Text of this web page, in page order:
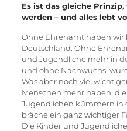
Es ist das gleiche
werden – und alles lebt
Ohne Ehrenamt haben wir
Deutschland. Ohne
und Jugendliche mehr in
und ohne Nachwuchs.
Was aber noch viel
Menschen mehr haben,
Jugendlichen kümmern in
bräche ein ganz wichtiger
Die Kinder und